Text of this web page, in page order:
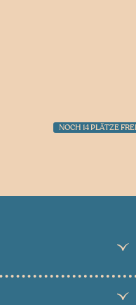
NOCH 14 PLÄTZE FREI